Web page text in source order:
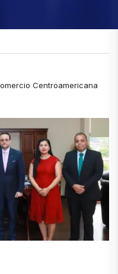
Centroamericana